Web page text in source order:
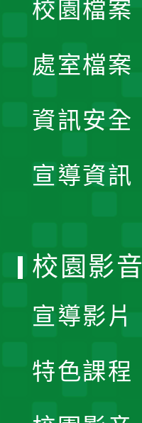
校園檔案
處室檔案
資訊安全
宣導資訊
校園影音
宣導影片
特色課程